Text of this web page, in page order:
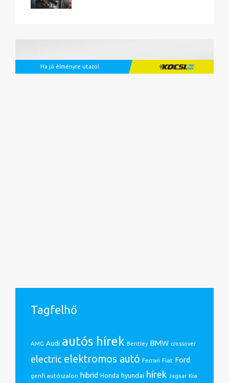
Ha jó élményre utazol
Tagfelhő
AMG Audi autós hírek Bentley BMW crossover
electric elektromos autó Ferrari Fiat Ford
genfi autószalon hibrid Honda hyundai hírek Jaguar Kia